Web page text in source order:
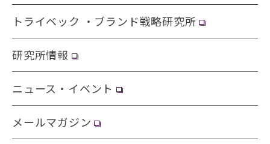
トライベック ・ブランド戦略研究所
研究所情報
ニュース・イベント
メールマガジン